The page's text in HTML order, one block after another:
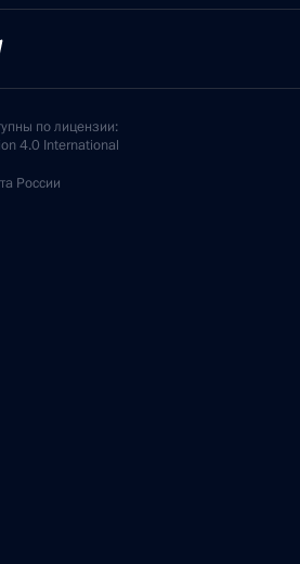
по лицензии:
4.0 International
России